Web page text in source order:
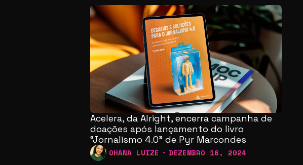
Acelera, da Alright, encerra campanha de
doações após lançamento do livro
“Jornalismo 4.0” de Pyr Marcondes
OHANA LUIZE DEZEMBRO 16, 2024